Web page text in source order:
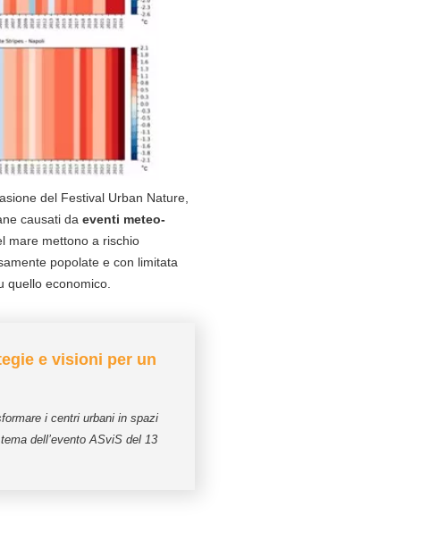
del Festival Urban Nature,
causati da eventi meteo-
mare mettono a rischio
popolate e con limitata
quello economico.
e visioni per un
i centri urbani in spazi
dell’evento ASviS del 13